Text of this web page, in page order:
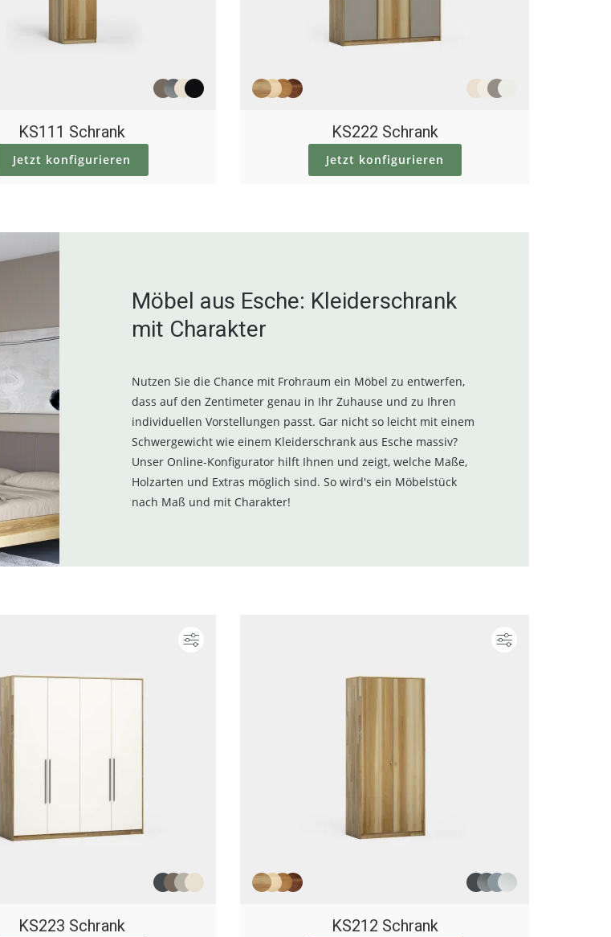
Möbel aus Esche: Kleiderschrank
mit Charakter
Nutzen Sie die Chance mit Frohraum ein Möbel zu entwerfen,
dass auf den Zentimeter genau in Ihr Zuhause und zu Ihren
individuellen Vorstellungen passt. Gar nicht so leicht mit einem
Schwergewicht wie einem Kleiderschrank aus Esche massiv?
Unser Online-Konfigurator hilft Ihnen und zeigt, welche Maße,
Holzarten und Extras möglich sind. So wird's ein Möbelstück
nach Maß und mit Charakter!
KS111 Schrank
Jetzt konfigurieren
KS222 Schrank
Jetzt konfigurieren
KS223 Schrank KS212 Schrank